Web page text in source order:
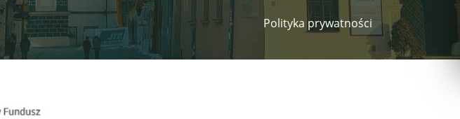
Polityka prywatności